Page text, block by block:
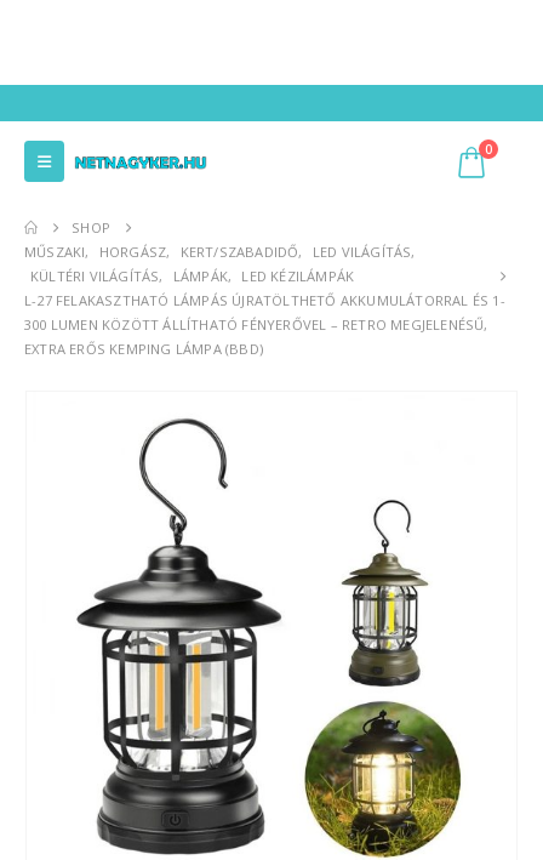
0
SHOP
MŰSZAKI, HORGÁSZ, KERT/SZABADIDŐ, LED VILÁGÍTÁS,
KÜLTÉRI VILÁGÍTÁS, LÁMPÁK,
LED KÉZILÁMPÁK
L-27 FELAKASZTHATÓ LÁMPÁS ÚJRATÖLTHETŐ AKKUMULÁTORRAL ÉS 1-
300 LUMEN KÖZÖTT ÁLLÍTHATÓ FÉNYERŐVEL – RETRO MEGJELENÉSŰ,
EXTRA ERŐS KEMPING LÁMPA (BBD)